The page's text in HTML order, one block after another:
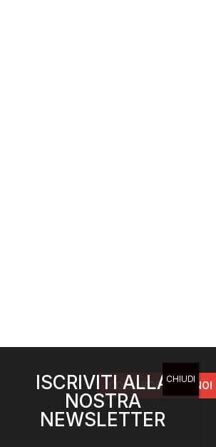
COLLABORA CON NOI
ISCRIVITI ALLA
NOSTRA
NEWSLETTER